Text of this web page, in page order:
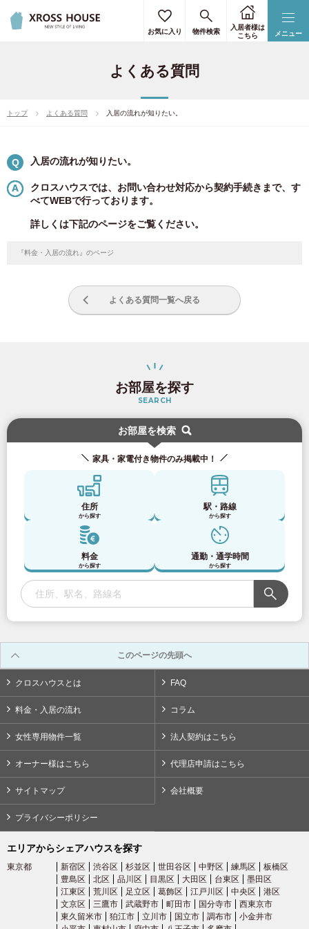
メニュー
お気に入り 物件検索
入居者様は
こちら
よくある質問
トップ よくある質問 入居の流れが知りたい。
Q 入居の流れが知りたい。
クロスハウスでは、お問い合わせ対応から契約手続きまで、す
べてWEBで行っております。
詳しくは下記のページをご覧ください。
『料金・入居の流れ』のページ
よくある質問一覧へ戻る
お部屋を探す
SEARCH
お部屋を検索
家具・家電付き物件のみ掲載中！
住所
から探す
駅・路線
から探す
料金
から探す
通勤・通学時間
から探す
お部屋探しのお客様専用
03-6712-4346
入居予定者様・入居者様専用
03-6712-4344
このページの先頭へ
クロスハウスとは FAQ
料金・入居の流れ コラム
女性専用物件一覧 法人契約はこちら
オーナー様はこちら 代理店申請はこちら
サイトマップ 会社概要
プライバシーポリシー
エリアからシェアハウスを探す
東京都 新宿区 渋谷区 杉並区 世田谷区 中野区 練馬区
板橋区
豊島区
北区 品川区 目黒区 大田区 台東区
墨田区
江東区
荒川区 足立区 葛飾区 江戸川区 中央区
港区
文京区
三鷹市 武蔵野市 町田市 国分寺市
西東京市
東久留米市
狛江市 立川市 国立市 調布市
小金井市